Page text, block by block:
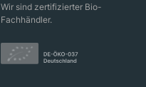
Wir sind zertifizierter Bio-
Fachhändler.